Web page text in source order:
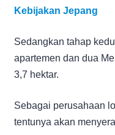
Kebijakan Jepang
Sedangkan tahap
apartemen dan dua
3,7 hektar.
Sebagai perusahaan
tentunya akan